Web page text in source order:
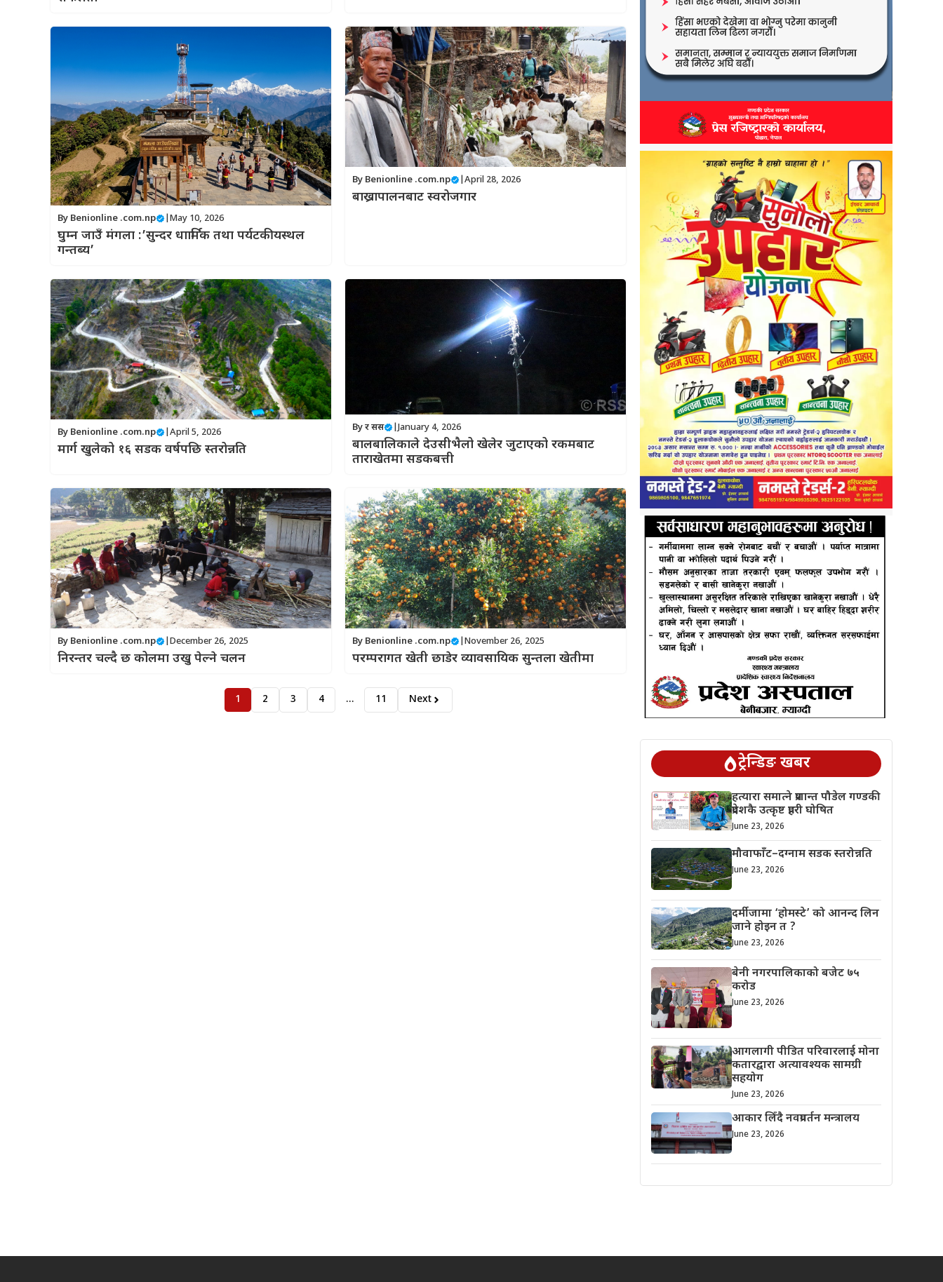
By Benionline .com.np May 10, 2026
घुम्न जाउँ मंगला :’सुन्दर धाार्मिक तथा पर्यटकीयस्थल
गन्तब्य’
By Benionline .com.np April 28, 2026
बाख्रापालनबाट स्वरोजगार
By Benionline .com.np April 5, 2026
मार्ग खुलेको १६ सडक वर्षपछि स्तरोन्नति
By र सस January 4, 2026
बालबालिकाले देउसीभैलो खेलेर जुटाएको रकमबाट
ताराखेतमा सडकबत्ती
By Benionline .com.np December 26, 2025
निरन्तर चल्दै छ कोलमा उखु पेल्ने चलन
By Benionline .com.np November 26, 2025
परम्परागत खेती छाडेर व्यावसायिक सुन्तला खेतीमा
1 2 3 4 … 11 Next
ट्रेन्डिङ खबर
हत्यारा समात्ने प्रशान्त पौडेल गण्डकी
प्रदेशकै उत्कृष्ट प्रहरी घोषित
June 23, 2026
मौवाफाँट–दग्नाम सडक स्तरोन्नति
June 23, 2026
दर्मीजामा ‘होमस्टे’ को आनन्द लिन
जाने होइन त ?
June 23, 2026
बेनी नगरपालिकाको बजेट ७५
करोड
June 23, 2026
आगलागी पीडित परिवारलाई मोना
कतारद्वारा अत्यावश्यक सामग्री
सहयोग
June 23, 2026
आकार लिँदै नवप्रवर्तन मन्त्रालय
June 23, 2026